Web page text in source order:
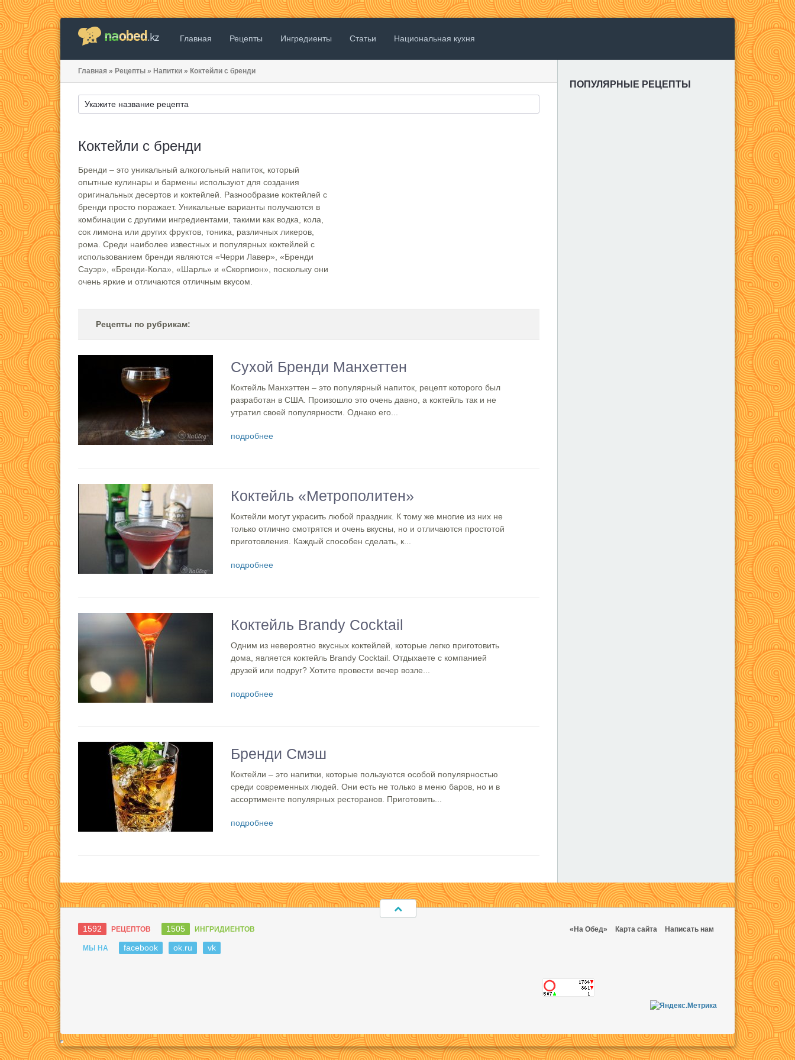
Главная Рецепты Ингредиенты Статьи Национальная кухня
Главная » Рецепты » Напитки » Коктейли с бренди
Коктейли с бренди
Бренди – это уникальный алкогольный напиток, который
опытные кулинары и бармены используют для создания
оригинальных десертов и коктейлей. Разнообразие коктейлей с
бренди просто поражает. Уникальные варианты получаются в
комбинации с другими ингредиентами, такими как водка, кола,
сок лимона или других фруктов, тоника, различных ликеров,
рома. Среди наиболее известных и популярных коктейлей с
использованием бренди являются «Черри Лавер», «Бренди
Сауэр», «Бренди-Кола», «Шарль» и «Скорпион», поскольку они
очень яркие и отличаются отличным вкусом.
Рецепты по рубрикам:
Сухой Бренди Манхеттен
Коктейль Манхэттен – это популярный напиток, рецепт которого был
разработан в США. Произошло это очень давно, а коктейль так и не
утратил своей популярности. Однако его...
подробнее
Коктейль «Метрополитен»
Коктейли могут украсить любой праздник. К тому же многие из них не
только отлично смотрятся и очень вкусны, но и отличаются простотой
приготовления. Каждый способен сделать, к...
подробнее
Коктейль Brandy Cocktail
Одним из невероятно вкусных коктейлей, которые легко приготовить
дома, является коктейль Brandy Cocktail. Отдыхаете с компанией
друзей или подруг? Хотите провести вечер возле...
подробнее
Бренди Смэш
Коктейли – это напитки, которые пользуются особой популярностью
среди современных людей. Они есть не только в меню баров, но и в
ассортименте популярных ресторанов. Приготовить...
подробнее
ПОПУЛЯРНЫЕ РЕЦЕПТЫ
1592 РЕЦЕПТОВ 1505 ИНГРИДИЕНТОВ
МЫ НА facebook ok.ru vk
«На Обед» Карта сайта Написать нам